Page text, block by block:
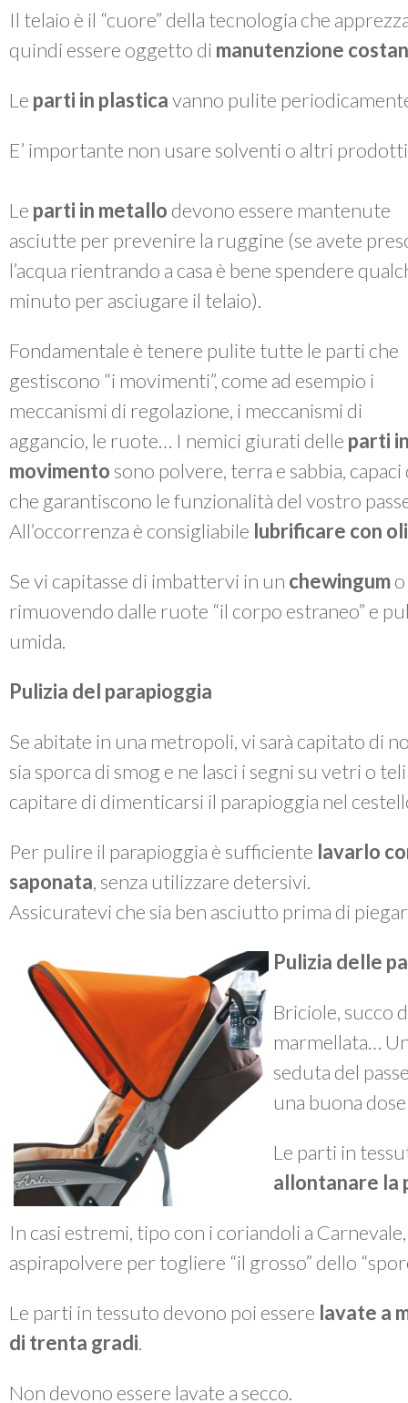
Il telaio è il “cuore” della tecnologia che
quindi essere oggetto di manutenzione
Le parti in plasticavanno pulite
E’ importante non usare solventi o altri
Le parti in metallo devono essere mantenute
asciutte per prevenire la ruggine (se avete
l’acqua rientrando a casa è bene spendere
minuto per asciugare il telaio).
Fondamentale è tenere pulite tutte le parti che
gestiscono “i movimenti”, come ad esempio i
meccanismi di regolazione, i meccanismi di
aggancio, le ruote… I nemici giurati delle parti
movimento sono polvere, terra e sabbia,
che garantiscono le funzionalità del vostro
All’occorrenza è consigliabile lubrificare con
Se vi capitasse di imbattervi in un chewingumo
rimuovendo dalle ruote “il corpo estraneo” e
umida.
Pulizia del parapioggia
Se abitate in una metropoli, vi sarà capitato di
sia sporca di smog e ne lasci i segni su vetri o
capitare di dimenticarsi il parapioggia nel
Per pulire il parapioggia è sufficiente lavarlo
saponata, senza utilizzare detersivi.
Assicuratevi che sia ben asciutto prima di
Pulizia delle
Briciole, succo
marmellata…
seduta del
una buona
Le parti in
allontanare la
In casi estremi, tipo con i coriandoli a
aspirapolvere per togliere “il grosso” dello
Le parti in tessuto devono poi essere lavate a
di trenta gradi.
Non devono essere lavate a secco.